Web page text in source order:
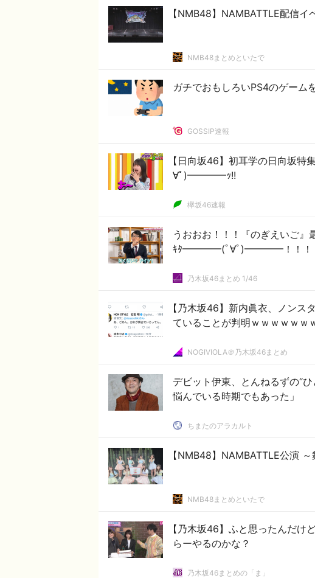
【NMB48】NAMBATTLE配信イ
NMB48まとめといたで
ガチでおもしろいPS4のゲーム
GOSSIP速報
【日向坂46】初耳学の日向坂
∀ﾟ)━━━━ｯ!!
欅坂46速報
うおおお！！！『のぎえいご』
ｷﾀ━━━━(ﾟ∀ﾟ)━━━━！！！
乃木坂46まとめ 1/46
【乃木坂46】新内眞衣、ノンス
ていることが判明ｗｗｗｗｗｗ
NOGIVIOLA＠乃木坂46まとめ
デビット伊東、とんねるずの“
悩んでいる時期でもあった」
ちまたのアラカルト
【NMB48】NAMBATTLE公演
NMB48まとめといたで
【乃木坂46】ふと思ったんだけ
らーやるのかな？
乃木坂46まとめの「ま」